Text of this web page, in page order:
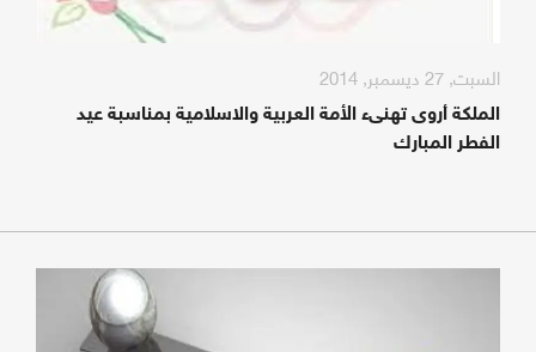
السبت, 27 ديسمبر, 2014
الملكة أروى تهنىء الأمة العربية والاسلامية بمناسبة عيد
الفطر المبارك